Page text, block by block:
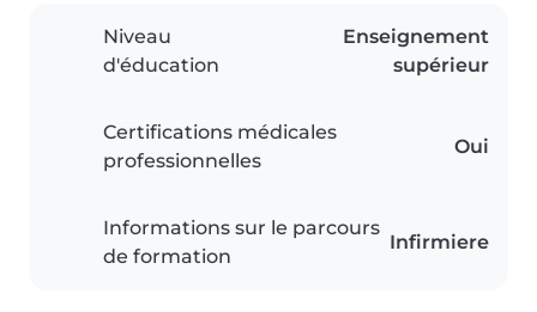
Niveau
d'éducation
Enseignement
supérieur
Certifications médicales
professionnelles
Oui
Informations sur le parcours
de formation
Infirmiere